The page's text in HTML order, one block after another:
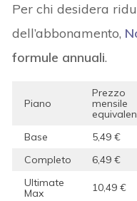
Per chi desidera
dell’abbonamento,
formule annuali.
Piano
Prezzo
mensile
Base 5,49 €
Completo
6,49 €
Ultimate
Max
10,49 €